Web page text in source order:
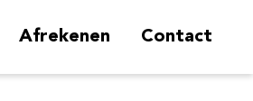
Afrekenen Contact